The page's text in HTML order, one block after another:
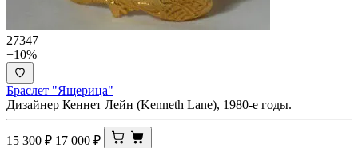
27347
−10%
Браслет "Ящерица"
Дизайнер Кеннет Лейн (Kenneth Lane), 1980-е годы.
15 300 ₽ 17 000 ₽